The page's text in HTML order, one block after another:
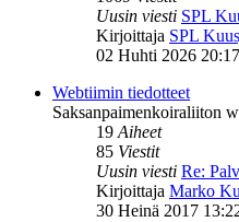
Uusin viesti SPL
Kirjoittaja SPL
02 Huhti 2026 20:17
Webtiimin tiedotteet
Saksanpaimenkoiraliiton
19Aiheet
85 Viestit
Uusin viesti Re:
Kirjoittaja Marko
30 Heinä 2017